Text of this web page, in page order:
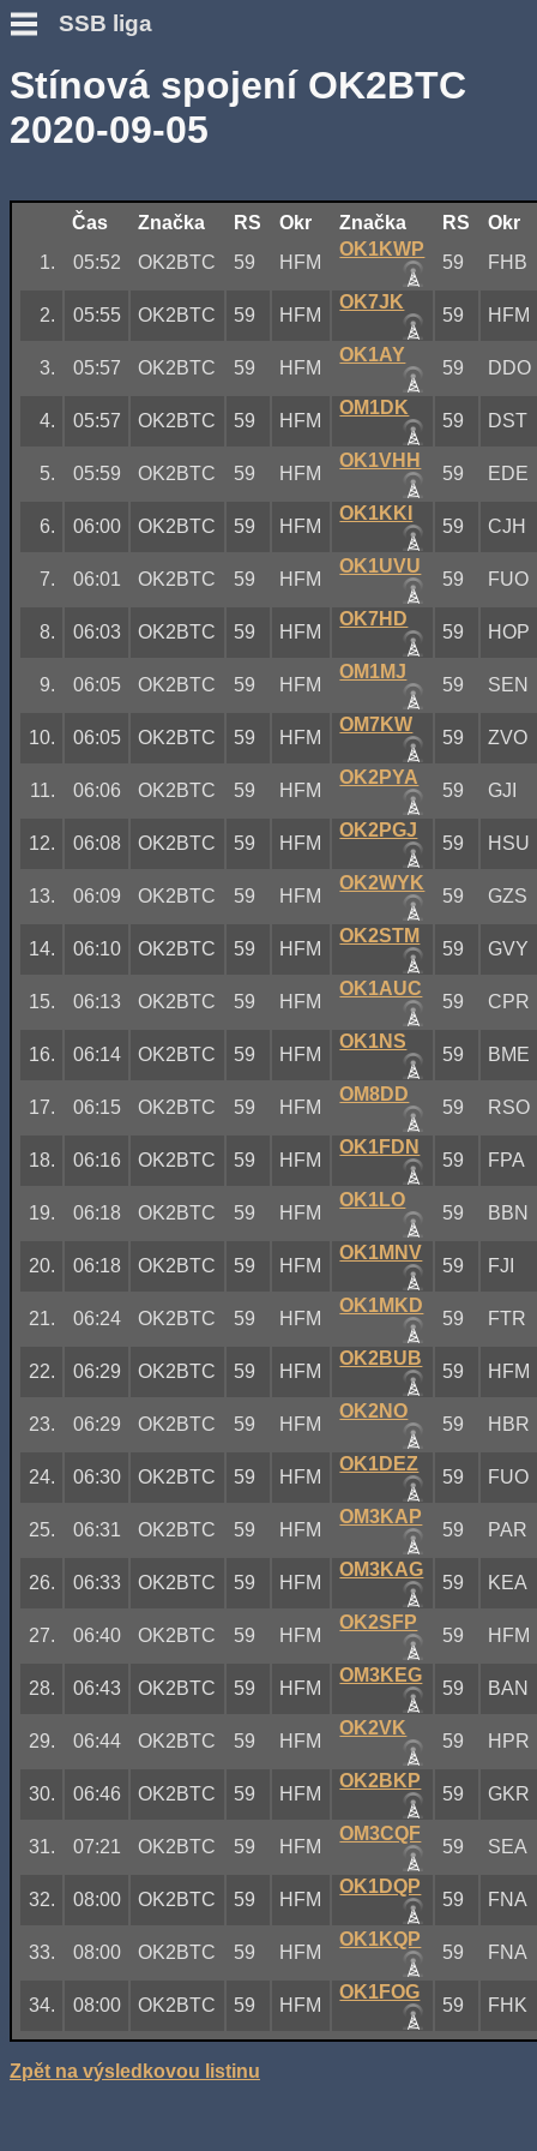
SSB liga
Stínová spojení OK2BTC
2020-09-05
Čas Značka RS Okr Značka RS
Okr
1.
05:52 OK2BTC 59 HFM
OK1KWP
59 FHB
2. 05:55 OK2BTC 59 HFM
OK7JK
59 HFM
3. 05:57 OK2BTC 59 HFM
OK1AY
59 DDO
4. 05:57 OK2BTC 59 HFM
OM1DK
59 DST
5. 05:59 OK2BTC 59 HFM
OK1VHH
59 EDE
6. 06:00 OK2BTC 59 HFM
OK1KKI
59 CJH
7. 06:01 OK2BTC 59 HFM
OK1UVU
59 FUO
8. 06:03 OK2BTC 59 HFM
OK7HD
59 HOP
9. 06:05 OK2BTC 59 HFM
OM1MJ
59 SEN
10. 06:05 OK2BTC 59 HFM
OM7KW
59 ZVO
11. 06:06 OK2BTC 59 HFM
OK2PYA
59 GJI
12. 06:08 OK2BTC 59 HFM
OK2PGJ
59 HSU
13. 06:09 OK2BTC 59 HFM
OK2WYK
59 GZS
14. 06:10 OK2BTC 59 HFM
OK2STM
59 GVY
15. 06:13 OK2BTC 59 HFM
OK1AUC
59 CPR
16. 06:14 OK2BTC 59 HFM
OK1NS
59 BME
17. 06:15 OK2BTC 59 HFM
OM8DD
59 RSO
18. 06:16 OK2BTC 59 HFM
OK1FDN
59 FPA
19. 06:18 OK2BTC 59 HFM
OK1LO
59 BBN
20. 06:18 OK2BTC 59 HFM
OK1MNV
59 FJI
21. 06:24 OK2BTC 59 HFM
OK1MKD
59 FTR
22. 06:29 OK2BTC 59 HFM
OK2BUB
59 HFM
23. 06:29 OK2BTC 59 HFM
OK2NO
59 HBR
24. 06:30 OK2BTC 59 HFM
OK1DEZ
59 FUO
25. 06:31 OK2BTC 59 HFM
OM3KAP
59 PAR
26. 06:33 OK2BTC 59 HFM
OM3KAG
59 KEA
27. 06:40 OK2BTC 59 HFM
OK2SFP
59 HFM
28. 06:43 OK2BTC 59 HFM
OM3KEG
59 BAN
29. 06:44 OK2BTC 59 HFM
OK2VK
59 HPR
30. 06:46 OK2BTC 59 HFM
OK2BKP
59 GKR
31. 07:21 OK2BTC 59 HFM
OM3CQF
59 SEA
32. 08:00 OK2BTC 59 HFM
OK1DQP
59 FNA
33. 08:00 OK2BTC 59 HFM
OK1KQP
59 FNA
34. 08:00 OK2BTC 59 HFM
OK1FOG
59 FHK
Zpět na výsledkovou listinu